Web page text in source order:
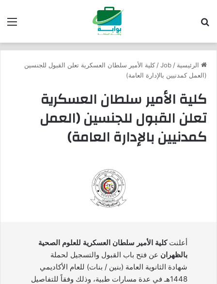
الرئيسية /
Job
/ كلية الأمير سلطان العسكرية تعلن القبول للجنسين
(العمل كمدنيين بالإدارة العامة)
كلية الأمير سلطان العسكرية
تعلن القبول للجنسين (العمل
كمدنيين بالإدارة العامة)
أعلنتكلية الأمير سلطان العسكرية للعلوم الصحية
بالظهران عن فتح باب القبول والتسجيل لحملة
شهادة الثانوية العامة (بنين / بنات) للعام الأكاديمي
1448هـ في عدة مسارات طبية، وذلك وفقاً للتفاصيل